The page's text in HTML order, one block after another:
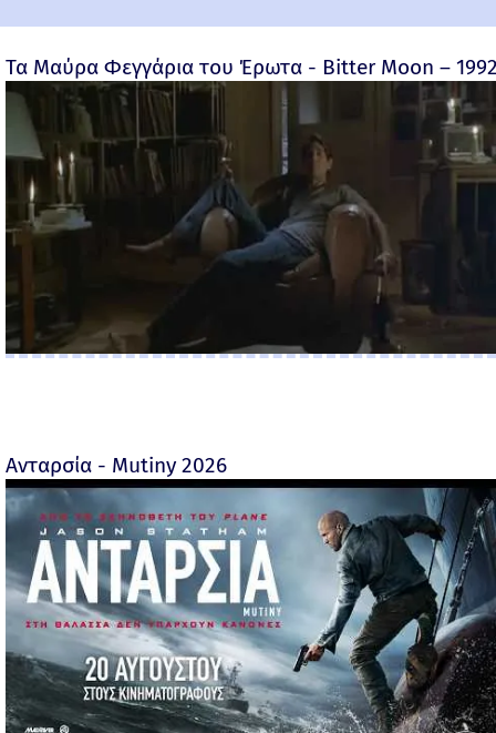
Τα Μαύρα Φεγγάρια του Έρωτα - Bitter Moon –
Ανταρσία - Mutiny 2026